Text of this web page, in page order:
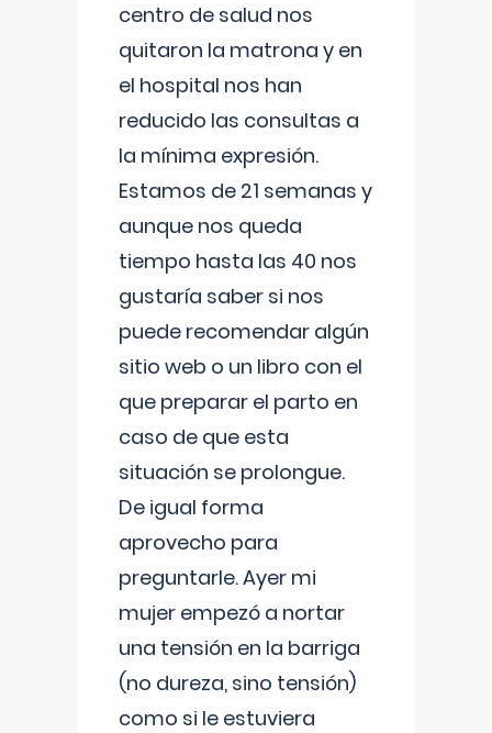
centro de salud nos
quitaron la matrona y en
el hospital nos han
reducido las consultas a
la mínima expresión.
Estamos de 21 semanas y
aunque nos queda
tiempo hasta las 40 nos
gustaría saber si nos
puede recomendar algún
sitio web o un libro con el
que preparar el parto en
caso de que esta
situación se prolongue.
De igual forma
aprovecho para
preguntarle. Ayer mi
mujer empezó a nortar
una tensión en la barriga
(no dureza, sino tensión)
como si le estuviera